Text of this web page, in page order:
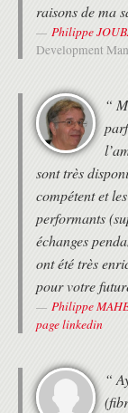
raisons de ma
Philippe
Development
“
sont très
compétent et
performants
échanges
ont été très
pour votre
Philippe
page linkedin
“